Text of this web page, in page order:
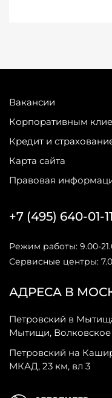
Вакансии
Корпоративным
Кредит и
Карта сайта
Правовая
АДРЕСА В
Петровский в
Мытищи, Волковское
Петровский на
МКАД, 23 км, вл 3
+7 (495) 640-01-11
Режим работы: 9.00-
Сервисные центры: